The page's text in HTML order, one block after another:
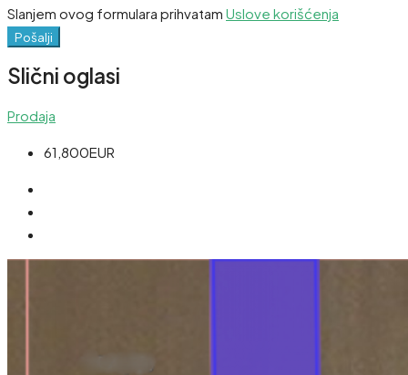
Slanjem ovog formulara prihvatam Uslove korišćenja
Pošalji
Slični oglasi
Prodaja
61,800EUR